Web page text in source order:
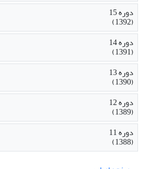
دوره 15
(1392)
دوره 14
(1391)
دوره 13
(1390)
دوره 12
(1389)
دوره 11
(1388)